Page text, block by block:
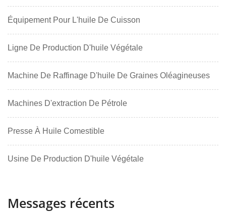
Équipement Pour L'huile De Cuisson
Ligne De Production D'huile Végétale
Machine De Raffinage D'huile De Graines Oléagineuses
Machines D'extraction De Pétrole
Presse À Huile Comestible
Usine De Production D'huile Végétale
Messages récents